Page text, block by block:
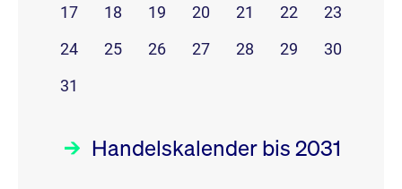
17
18 19 20 21 22
23
24
25 26 27 28 29
30
31
Handelskalender bis 2031